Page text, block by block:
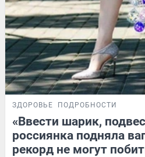
ЗДОРОВЬЕ ПОДРОБНОСТИ
«Ввести шарик,
россиянка подняла
рекорд не могут